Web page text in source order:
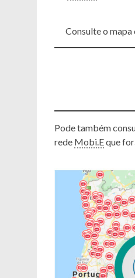
Consulte o mapa
Pode também
rede Mobi.Eque